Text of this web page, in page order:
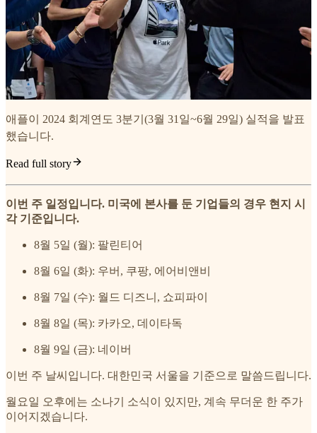
애플이 2024 회계연도 3분기(3월 31일~6월 29일) 실적을 발표
했습니다.
Read full story
이번 주 일정입니다. 미국에 본사를 둔 기업들의 경우 현지 시
각 기준입니다.
8월 5일 (월): 팔린티어
8월 6일 (화): 우버, 쿠팡, 에어비앤비
8월 7일 (수): 월드 디즈니, 쇼피파이
8월 8일 (목): 카카오, 데이타독
8월 9일 (금): 네이버
이번 주 날씨입니다. 대한민국 서울을 기준으로 말씀드립니다.
월요일 오후에는 소나기 소식이 있지만, 계속 무더운 한 주가
이어지겠습니다.